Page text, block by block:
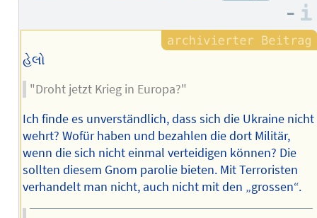
Autors
–
હેલો
"Droht jetzt Krieg in Europa?"
Ich finde es unverständlich, dass sich die Ukraine nicht
wehrt? Wofür haben und bezahlen die dort Militär,
wenn die sich nicht einmal verteidigen können? Die
sollten diesem Gnom parolie bieten. Mit Terroristen
verhandelt man nicht, auch nicht mit den „grossen“.